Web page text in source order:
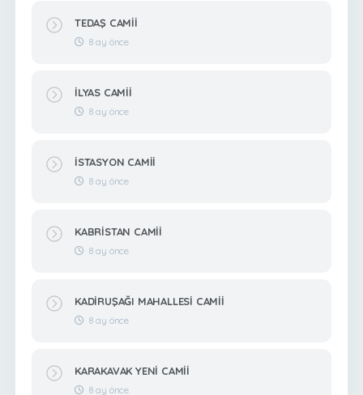
TEDAŞ CAMİİ
8 ay önce
İLYAS CAMİİ
8 ay önce
İSTASYON CAMİİ
8 ay önce
KABRİSTAN CAMİİ
8 ay önce
KADİRUŞAĞI MAHALLESİ CAMİİ
8 ay önce
KARAKAVAK YENİ CAMİİ
8 ay önce